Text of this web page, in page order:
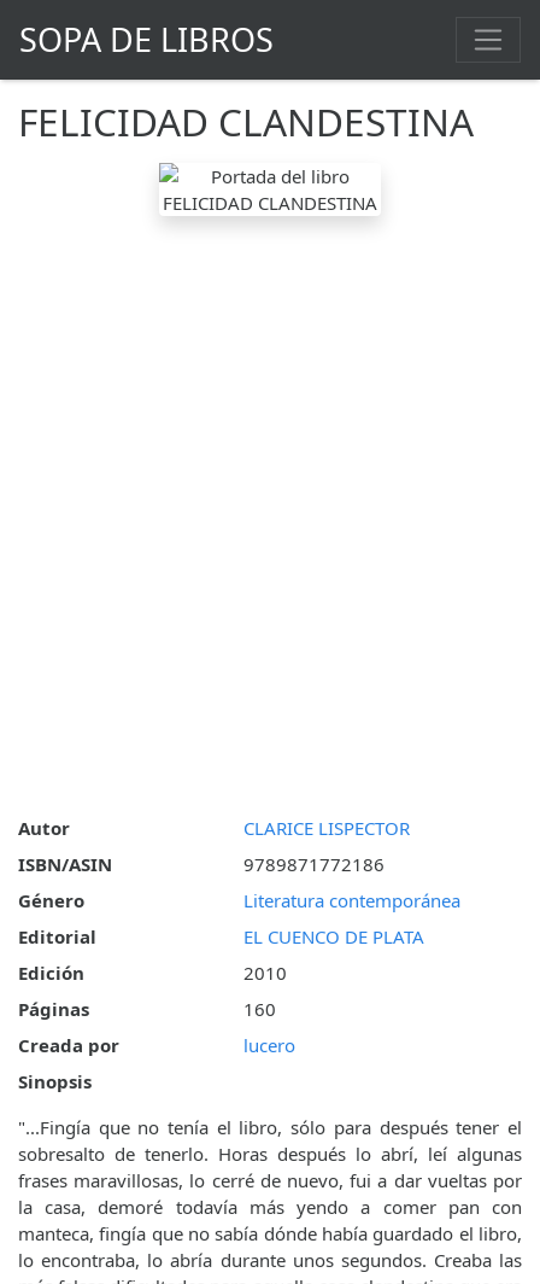
SOPA DE LIBROS
FELICIDAD CLANDESTINA
Autor
CLARICE LISPECTOR
ISBN/ASIN
9789871772186
Género
Literatura contemporánea
Editorial
EL CUENCO DE PLATA
Edición
2010
Páginas
160
Creada por
lucero
Sinopsis
"...Fingía que no tenía el libro, sólo para después tener el
sobresalto de tenerlo. Horas después lo abrí, leí algunas
frases maravillosas, lo cerré de nuevo, fui a dar vueltas por
la casa, demoré todavía más yendo a comer pan con
manteca, fingía que no sabía dónde había guardado el libro,
lo encontraba, lo abría durante unos segundos. Creaba las